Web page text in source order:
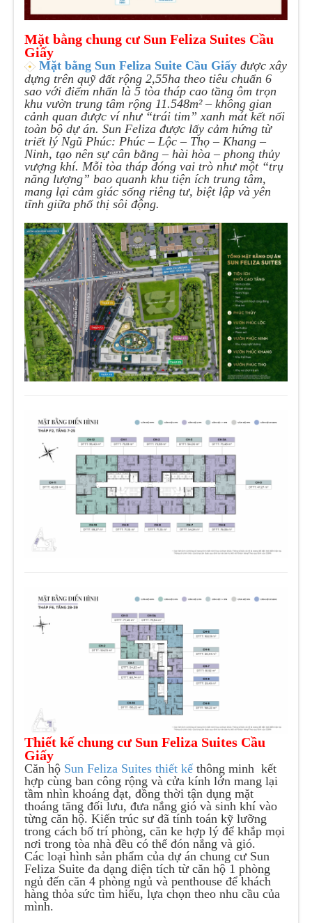
Mặt bằng chung cư Sun Feliza Suites Cầu
Giấy
Mặt bằng Sun Feliza Suite Cầu Giấy được xây
dựng trên quỹ đất rộng 2,55ha theo tiêu chuẩn 6
sao với điểm nhấn là 5 tòa tháp cao tầng ôm trọn
khu vườn trung tâm rộng 11.548m² – không gian
cảnh quan được ví như “trái tim” xanh mát kết nối
toàn bộ dự án. Sun Feliza được lấy cảm hứng từ
triết lý Ngũ Phúc: Phúc – Lộc – Thọ – Khang –
Ninh, tạo nên sự cân bằng – hài hòa – phong thủy
vượng khí. Mỗi tòa tháp đóng vai trò như một “trụ
năng lượng” bao quanh khu tiện ích trung tâm,
mang lại cảm giác sống riêng tư, biệt lập và yên
tĩnh giữa phố thị sôi động.
Thiết kế chung cư Sun Feliza Suites Cầu
Giấy
Căn hộ Sun Feliza Suites thiết kếthông minh kết
hợp cùng ban công rộng và cửa kính lớn mang lại
tầm nhìn khoáng đạt, đồng thời tận dụng mặt
thoáng tăng đối lưu, đưa nắng gió và sinh khí vào
từng căn hộ. Kiến trúc sư đã tính toán kỹ lưỡng
trong cách bố trí phòng, căn ke hợp lý để khắp mọi
nơi trong tòa nhà đều có thể đón nắng và gió.
Các loại hình sản phẩm của dự án chung cư Sun
Feliza Suite đa dạng diện tích từ căn hộ 1 phòng
ngủ đến căn 4 phòng ngủ và penthouse để khách
hàng thỏa sức tìm hiểu, lựa chọn theo nhu cầu của
mình.